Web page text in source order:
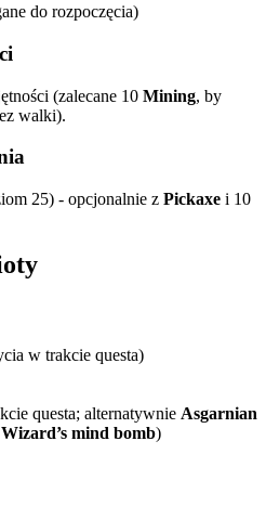
do rozpoczęcia)
(zalecane 10 Mining, by
walki).
25) - opcjonalnie z Pickaxe i 10
w trakcie questa)
questa; alternatywnie Asgarnian
Wizard’s mind bomb)